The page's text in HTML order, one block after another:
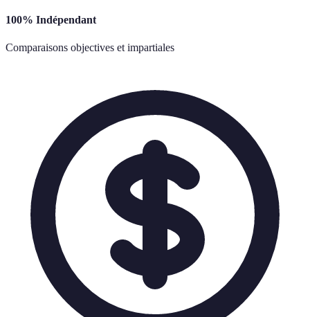
100% Indépendant
Comparaisons objectives et impartiales